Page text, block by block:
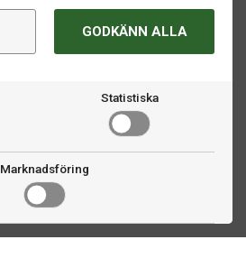
GODKÄNN ALLA
Statistiska
Marknadsföring